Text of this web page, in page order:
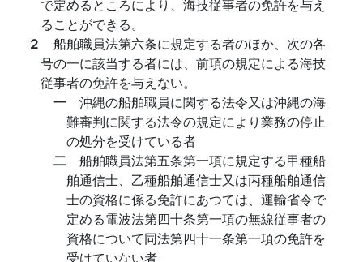
で定めるところにより、海技従事者の免許を与え
ることができる。
２ 船舶職員法第六条に規定する者のほか、次の各
号の一に該当する者には、前項の規定による海技
従事者の免許を与えない。
一 沖縄の船舶職員に関する法令又は沖縄の海
難審判に関する法令の規定により業務の停止
の処分を受けている者
二 船舶職員法第五条第一項に規定する甲種船
舶通信士、乙種船舶通信士又は丙種船舶通信
士の資格に係る免許にあつては、運輸省令で
定める電波法第四十条第一項の無線従事者の
資格について同法第四十一条第一項の免許を
受けていない者